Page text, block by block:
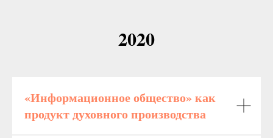
2020
«Информационное общество» как
продукт духовного производства